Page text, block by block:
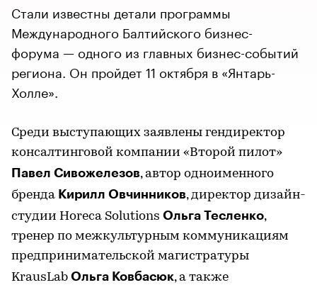
Стали известны детали программы
Международного Балтийского бизнес-
форума — одного из главных бизнес-событий
региона. Он пройдет 11 октября в «Янтарь-
Холле».
Среди выступающих заявлены гендиректор
консалтинговой компании «Второй пилот»
Павел Сивожелезов, автор одноименного
бренда Кирилл Овчинников, директор дизайн-
студии Horeca Solutions Ольга Тесленко,
тренер по межкультурным коммуникациям
предпринимательской магистратуры
KrausLab Ольга Ковбасюк, а также